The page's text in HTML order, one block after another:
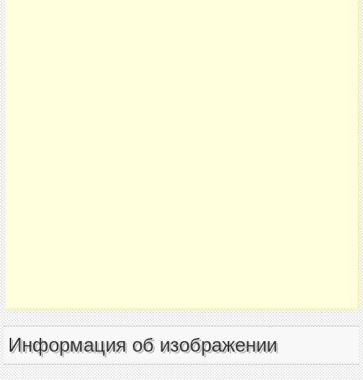
Информация об изображении